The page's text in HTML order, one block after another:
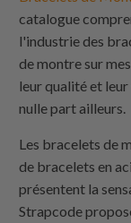
catalogue
l'industrie des
de montre sur
leur qualité et
nulle part ailleurs.
Les bracelets de
de bracelets en
présentent la
Strapcode